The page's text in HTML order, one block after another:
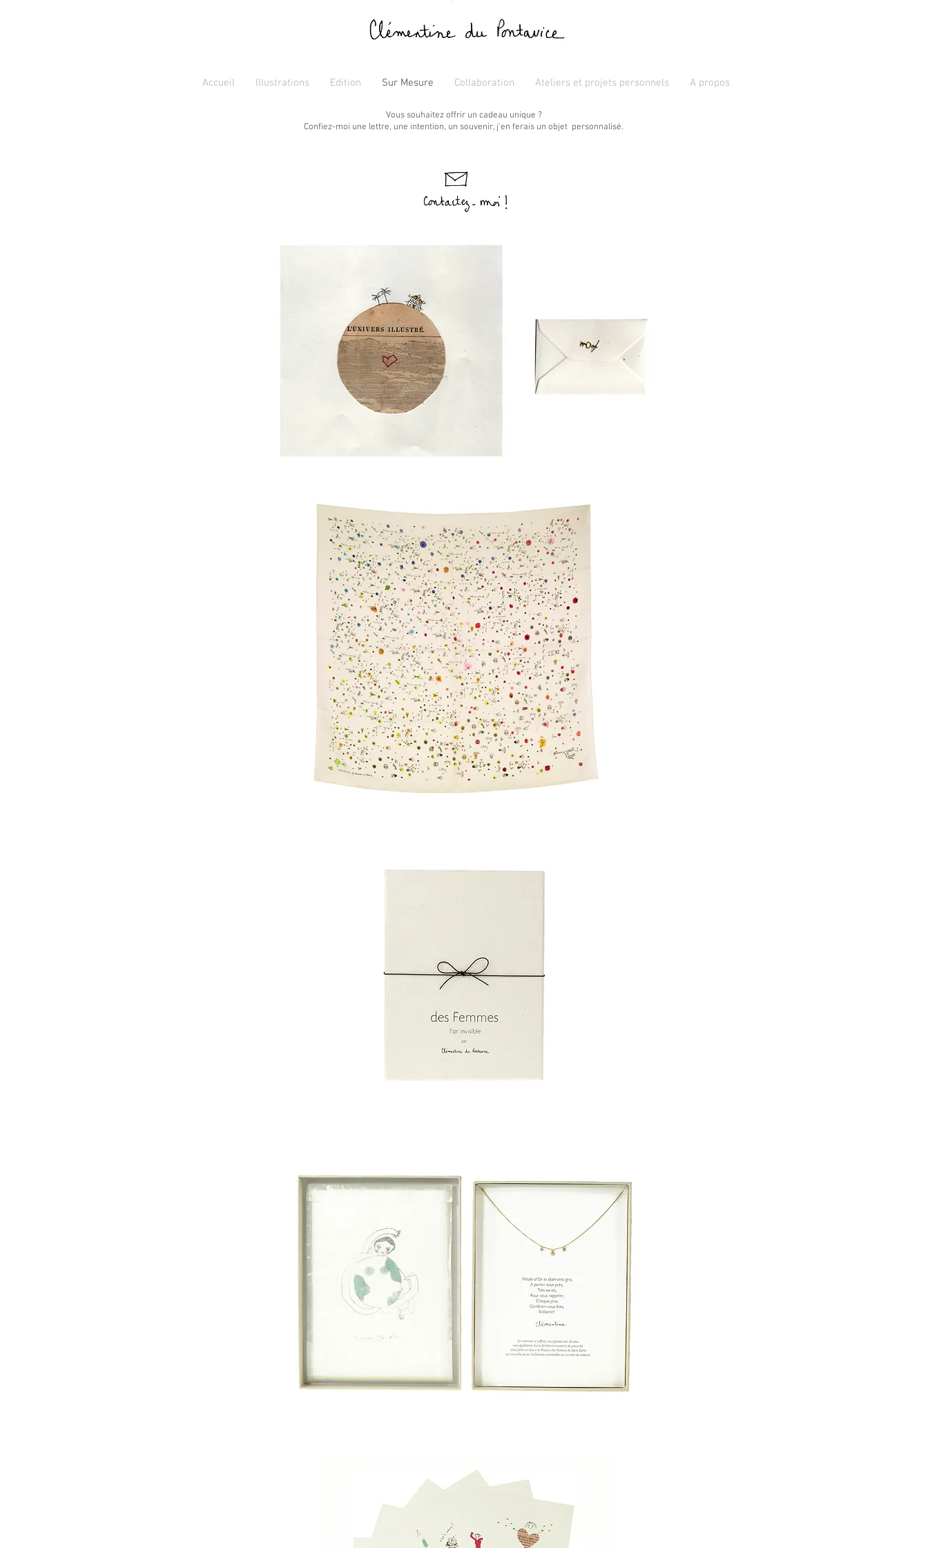
Vous souhaitez offrir un cadeau unique ?
Confiez-moi une lettre, une intention, un souvenir, j'en ferais un objet personnalisé.
Accueil Illustrations Edition Sur Mesure Collaboration Ateliers et projets personnels A propos